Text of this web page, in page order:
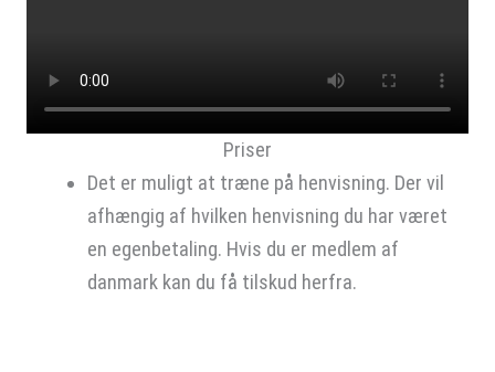
Priser
Det er muligt at træne på henvisning. Der vil
afhængig af hvilken henvisning du har været
en egenbetaling. Hvis du er medlem af
danmark kan du få tilskud herfra.